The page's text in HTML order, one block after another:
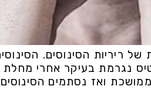
של ריריות הסינוסים.
נגרמת בעיקר אחרי
ואז נסתמים